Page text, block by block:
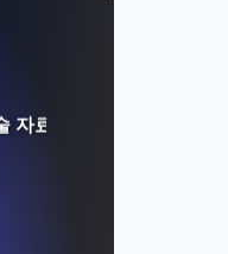
자료 찾기에 대한 완벽한